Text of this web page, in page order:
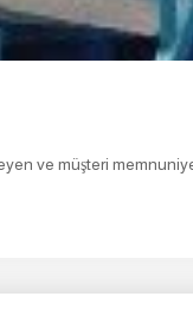
ve müşteri